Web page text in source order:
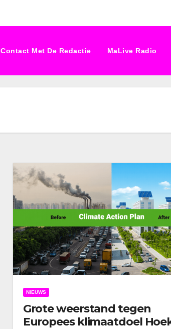
Contact Met De Redactie MaLive Radio
NIEUWS
Grote weerstand tegen
Europees klimaatdoel